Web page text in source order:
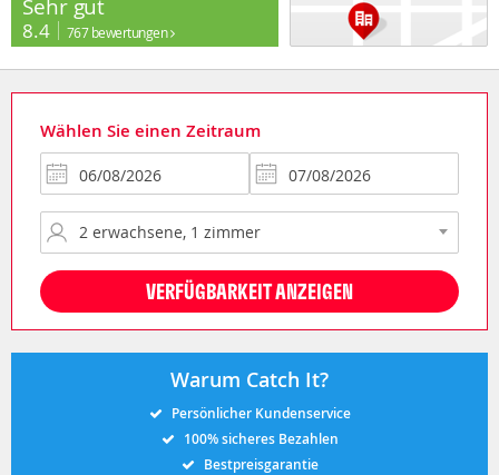
Sehr gut
8.4 767 bewertungen
Wählen Sie einen Zeitraum
VERFÜGBARKEIT ANZEIGEN
Warum Catch It?
Persönlicher Kundenservice
100% sicheres Bezahlen
Bestpreisgarantie